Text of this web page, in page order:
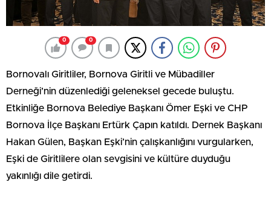
0 0
Bornovalı Giritliler, Bornova Giritli ve Mübadiller
Derneği’nin düzenlediği geleneksel gecede buluştu.
Etkinliğe Bornova Belediye Başkanı Ömer Eşki ve CHP
Bornova İlçe Başkanı Ertürk Çapın katıldı. Dernek Başkanı
Hakan Gülen, Başkan Eşki’nin çalışkanlığını vurgularken,
Eşki de Giritlilere olan sevgisini ve kültüre duyduğu
yakınlığı dile getirdi.